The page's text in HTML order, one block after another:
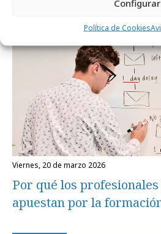
Configurar
Política de Cookies
Formación y estudios
viernes, 20 de marzo 2026
Por qué los
apuestan por la